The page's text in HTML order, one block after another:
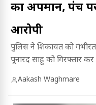
का अपमान, पंच
आरोपी
पुलिस ने शिकायत को
पूनारद साहू को गिरफ्तार
Aakash Waghmare